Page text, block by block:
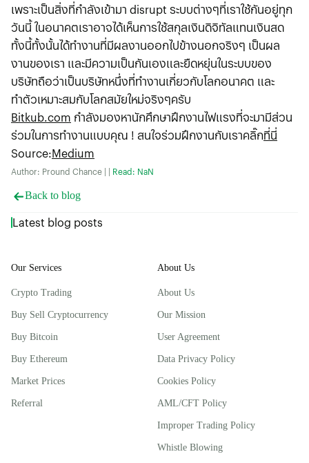
เพราะเป็นสิ่งที่กำลังเข้ามา disrupt ระบบต่างๆที่เราใช้กันอยู่ทุก
วันนี้ ในอนาคตเราอาจได้เห็นการใช้สกุลเงินดิจิทัลแทนเงินสด
ทั้งนี้ทั้งนั้นได้ทำงานที่มีผลงานออกไปข้างนอกจริงๆ เป็นผล
งานของเรา และมีความเป็นกันเองและยืดหยุ่นในระบบของ
บริษัทถือว่าเป็นบริษัทหนึ่งที่ทำงานเกี่ยวกับโลกอนาคต และ
ทำตัวเหมาะสมกับโลกสมัยใหม่จริงๆครับ
Bitkub.com กำลังมองหานักศึกษาฝึกงานไฟแรงที่จะมามีส่วน
ร่วมในการทำงานแบบคุณ ! สนใจร่วมฝึกงานกับเราคลิ๊กที่นี่
Source:Medium
Author: Pround Chance | | Read: NaN
Back to blog
Latest blog posts
Our Services
Crypto Trading
Buy Sell Cryptocurrency
Buy Bitcoin
Buy Ethereum
Market Prices
Referral
About Us
About Us
Our Mission
User Agreement
Data Privacy Policy
Cookies Policy
AML/CFT Policy
Improper Trading Policy
Whistle Blowing